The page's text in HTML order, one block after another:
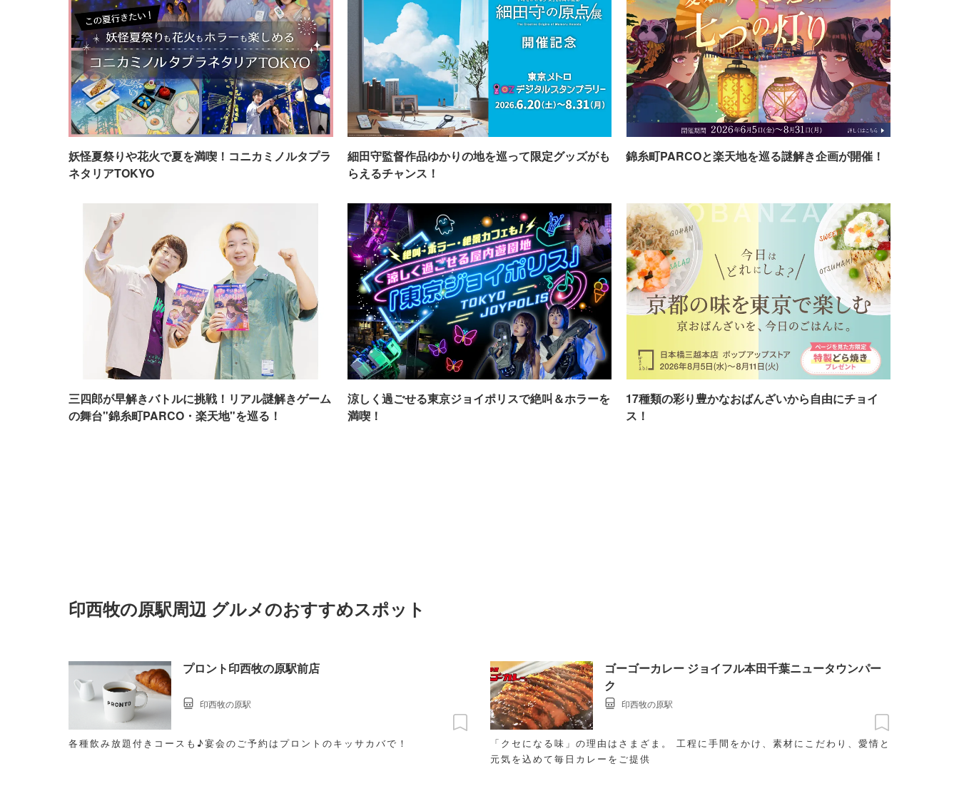
妖怪夏祭りや花火で夏を満喫！コニカミノルタプラ
ネタリアTOKYO
細田守監督作品ゆかりの地を巡って限定グッズがも
らえるチャンス！
錦糸町PARCOと楽天地を巡る謎解き企画が開催！
三四郎が早解きバトルに挑戦！リアル謎解きゲーム
の舞台"錦糸町PARCO・楽天地"を巡る！
涼しく過ごせる東京ジョイポリスで絶叫＆ホラーを
満喫！
17種類の彩り豊かなおばんざいから自由にチョイ
ス！
印西牧の原駅周辺 グルメのおすすめスポット
プロント印西牧の原駅前店
各種飲み放題付きコースも♪宴会のご予約はプロントのキッサカバで！
印西牧の原駅
ゴーゴーカレー ジョイフル本田千葉ニュータウンパー
ク
「クセになる味」の理由はさまざま。 工程に手間をかけ、素材にこだわり、愛情と
元気を込めて毎日カレーをご提供
印西牧の原駅